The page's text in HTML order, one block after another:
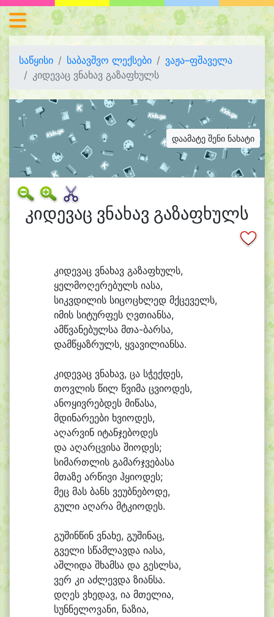
საწყისი საბავშვო ლექსები
ვაჟა–ფშაველა
კიდევაც ვნახავ გაზაფხულს
დაამატე შენი ნახატი
კიდევაც ვნახავ გაზაფხულს
კიდევაც ვნახავ გაზაფხულს,
ყელმოღერებულს იასა,
სიკვდილის სიცოცხლედ მქცეველს,
იმის სიტურფეს ღვთიანსა,
ამწვანებულსა მთა-ბარსა,
დამწყაზრულს, ყვავილიანსა.
კიდევაც ვნახავ, ცა სჭექდეს,
თოვლის წილ წვიმა ცვიოდეს,
ანოყივრებდეს მიწასა,
მდინარეები ხვიოდეს,
აღარვინ იტანჯებოდეს
და აღარცვისა შიოდეს;
სიმართლის გამარჯვებასა
მთაზე არწივი ჰყიოდეს;
მეც მას ბანს ვეუბნებოდე,
გული აღარა მტკიოდეს.
გუშინწინ ვნახე, გუშინაც,
გველი სწამლავდა იასა,
აშლიდა შხამსა და გესლსა,
ვერ კი აძლევდა ზიანსა.
დღეს ვხედავ, ია მთელია,
სუნნელოვანი, ნაზია,